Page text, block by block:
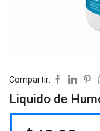
Compartir:
Liquido de